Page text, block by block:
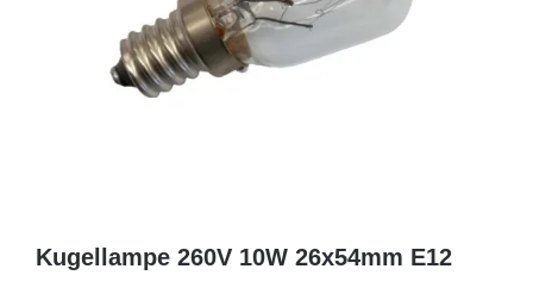
Kugellampe 260V 10W 26x54mm E12